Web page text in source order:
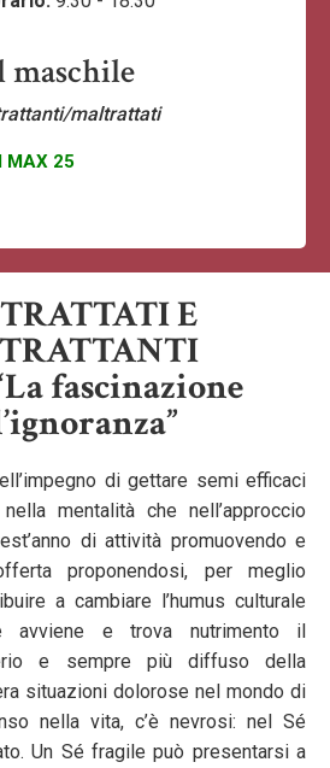
maschile
maltrattati
MAX 25
E
fascinazione
di gettare semi efficaci
mentalità che nell’approccio
di attività promuovendo e
proponendosi, per meglio
a cambiare l’humus culturale
avviene e trova nutrimento il
e sempre più diffuso della
situazioni dolorose nel mondo di
nella vita, c’è nevrosi: nel Sé
Un Sé fragile può presentarsi a